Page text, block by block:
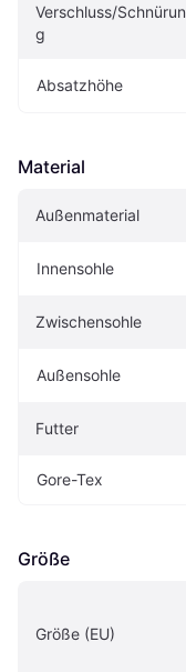
Verschluss/Schnürun
g
Absatzhöhe
Material
Außenmaterial
Innensohle
Zwischensohle
Außensohle
Futter
Gore-Tex
Größe
Größe (EU)